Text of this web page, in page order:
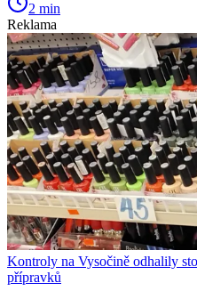
2 min
Reklama
Kontroly na Vysočině odhalily
přípravků